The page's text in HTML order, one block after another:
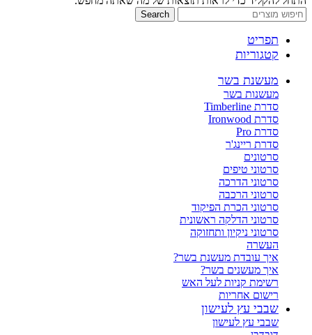
Search
תפריט
קטגוריות
מעשנת בשר
מעשנות בשר
סדרת Timberline
סדרת Ironwood
סדרת Pro
סדרת ריינג'ר
סרטונים
סרטוני טיפים
סרטוני הדרכה
סרטוני הרכבה
סרטוני הכרת הפיקוד
סרטוני הדלקה ראשונית
סרטוני ניקיון ותחזוקה
העשרה
איך עובדת מעשנת בשר?
איך מעשנים בשר?
רשימת קניות לעל האש
רישום אחריות
שבבי עץ לעישון
שבבי עץ לעישון